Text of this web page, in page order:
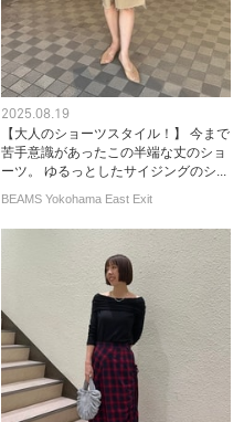
2025.08.19
【大人のショーツスタイル！】 今まで
苦手意識があったこの半端な丈のショ
ーツ。 ゆるっとしたサイジングのシ...
BEAMS Yokohama East Exit